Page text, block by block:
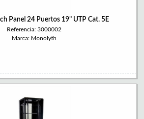
Panel 24 Puertos 19" UTP Cat. 5E
Referencia: 3000002
Marca: Monolyth